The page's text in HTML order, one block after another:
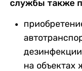
службы также
на объектах